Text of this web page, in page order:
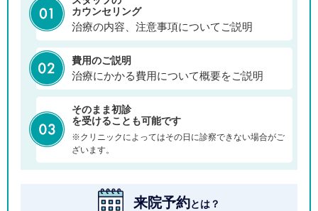
カウンセリング
治療の内容、注意事項についてご説明
費用のご説明
治療にかかる費用について概要をご説明
そのまま初診
を受けることも可能です
※クリニックによってはその日に診察できない場合がご
ざいます。
来院予約とは？